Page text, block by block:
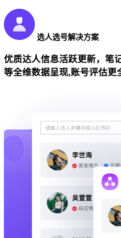
选人选号解决方案
优质达人信息活跃更新，笔
等全维数据呈现,账号评估更